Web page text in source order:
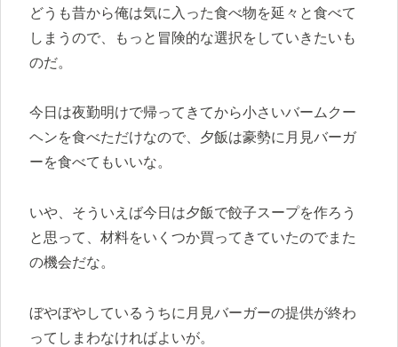
どうも昔から俺は気に入った食べ物を延々と食べて
しまうので、もっと冒険的な選択をしていきたいも
のだ。
今日は夜勤明けで帰ってきてから小さいバームクー
ヘンを食べただけなので、夕飯は豪勢に月見バーガ
ーを食べてもいいな。
いや、そういえば今日は夕飯で餃子スープを作ろう
と思って、材料をいくつか買ってきていたのでまた
の機会だな。
ぼやぼやしているうちに月見バーガーの提供が終わ
ってしまわなければよいが。